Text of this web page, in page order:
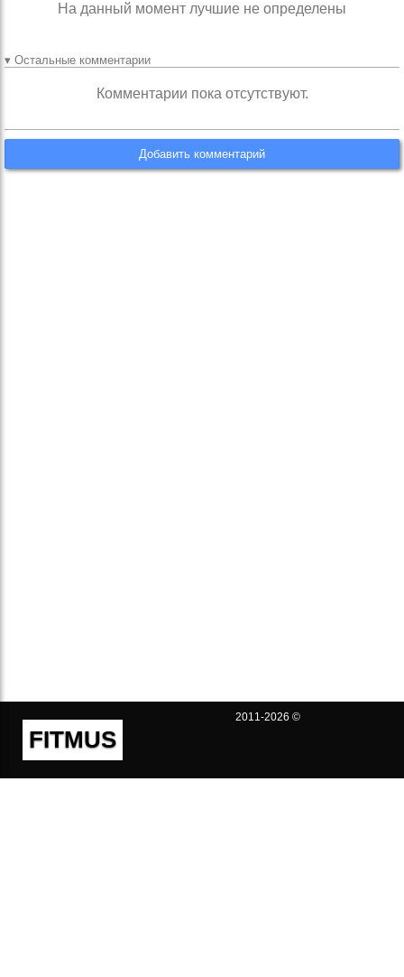
На данный момент лучшие не определены
▾ Остальные комментарии
Комментарии пока отсутствуют.
Добавить комментарий
FITMUS
2011-2026 ©